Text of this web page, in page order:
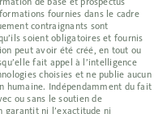
fournies dans le cadre
contraignants sont
soient obligatoires et fournis
peut avoir été créé, en tout ou
fait appel à l’intelligence
choisies et ne publie aucun
humaine. Indépendamment du fait
ou sans le soutien de
garantit ni l’exactitude ni